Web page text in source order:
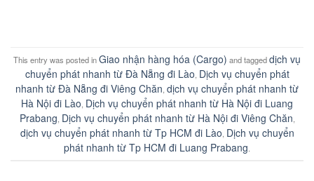
This entry was posted inGiao nhận hàng hóa (Cargo) and taggeddịch vụ
chuyển phát nhanh từ Đà Nẵng đi Lào Dịch vụ chuyển phát
nhanh từ Đà Nẵng đi Viêng Chăn dịch vụ chuyển phát nhanh từ
Hà Nội đi Lào Dịch vụ chuyển phát nhanh từ Hà Nội đi Luang
Prabang Dịch vụ chuyển phát nhanh từ Hà Nội đi Viêng Chăn
dịch vụ chuyển phát nhanh từ Tp HCM đi Lào Dịch vụ chuyển
phát nhanh từ Tp HCM đi Luang Prabang